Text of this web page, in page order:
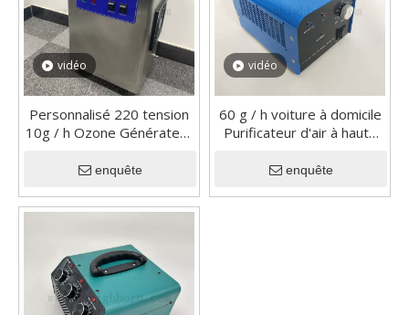
vidéo
Personnalisé 220 tension
10g / h Ozone Générateur
désinfection Machine de
enquête
vidéo
60 g / h voiture à domicile
Purificateur d'air à haute
Plaque Ozonizer
enquête